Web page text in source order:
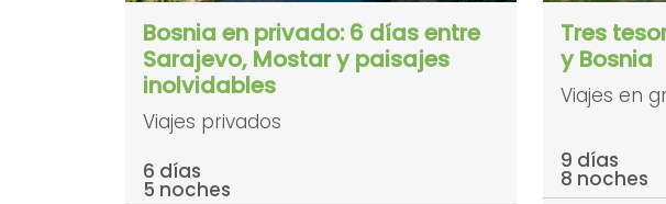
Bosnia en privado: 6 días entre
Sarajevo, Mostar y paisajes
inolvidables
Viajes privados
6 días
5 noches
Tres
y Bosnia
Viajes en
9 días
8 noches